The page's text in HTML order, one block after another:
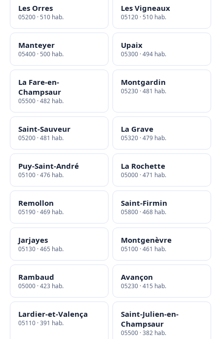
Les Orres
05200 · 510 hab.
Les Vigneaux
05120 · 510 hab.
Manteyer
05400 · 500 hab.
Upaix
05300 · 494 hab.
La Fare-en-
Champsaur
05500 · 482 hab.
Montgardin
05230 · 481 hab.
Saint-Sauveur
05200 · 481 hab.
La Grave
05320 · 479 hab.
Puy-Saint-André
05100 · 476 hab.
La Rochette
05000 · 471 hab.
Remollon
05190 · 469 hab.
Saint-Firmin
05800 · 468 hab.
Jarjayes
05130 · 465 hab.
Montgenèvre
05100 · 461 hab.
Rambaud
05000 · 423 hab.
Avançon
05230 · 415 hab.
Lardier-et-Valença
05110 · 391 hab.
Saint-Julien-en-
Champsaur
05500 · 382 hab.